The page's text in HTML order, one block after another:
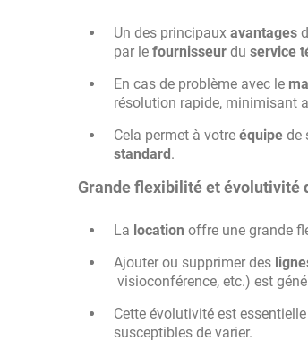
Un des principaux avantages
par le fournisseur du service
En cas de problème avec le
résolution rapide, minimisant
Cela permet à votre équipe de
standard.
Grande flexibilité et évolutivité
La location offre une grande
Ajouter ou supprimer des
visioconférence, etc.) est
Cette évolutivité est
susceptibles de varier.